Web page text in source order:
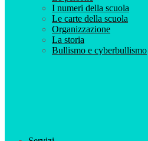
I numeri della scuola
Le carte della scuola
Organizzazione
La storia
Bullismo e cyberbullismo